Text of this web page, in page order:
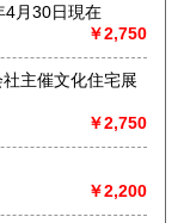
月30日現在
￥2,750
主催文化住宅展
￥2,750
￥2,200